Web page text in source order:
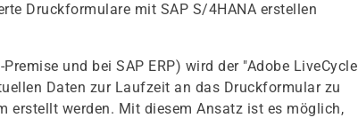
Druckformulare mit SAP S/4HANA erstellen
und bei SAP ERP) wird der "Adobe LiveCycle
Daten zur Laufzeit an das Druckformular zu
erstellt werden. Mit diesem Ansatz ist es möglich,